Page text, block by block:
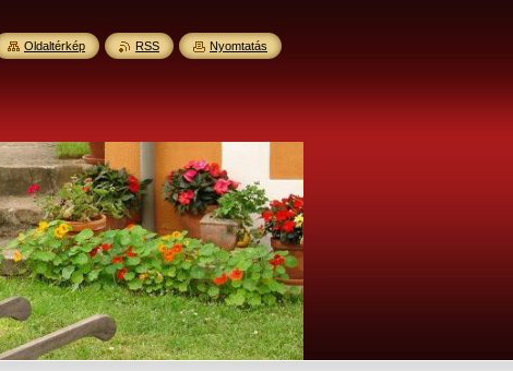
Oldaltérkép RSS Nyomtatás